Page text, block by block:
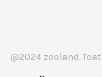
@2024 zooland.